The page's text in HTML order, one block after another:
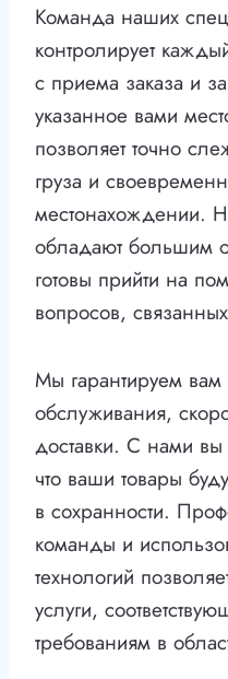
Команда наших
контролирует
с приема заказа и
указанное вами
позволяет точно
груза и
местонахождении.
обладают большим
готовы прийти на
вопросов,
Мы гарантируем вам
обслуживания,
доставки. С нами
что ваши товары
в сохранности.
команды и
технологий
услуги,
требованиям в